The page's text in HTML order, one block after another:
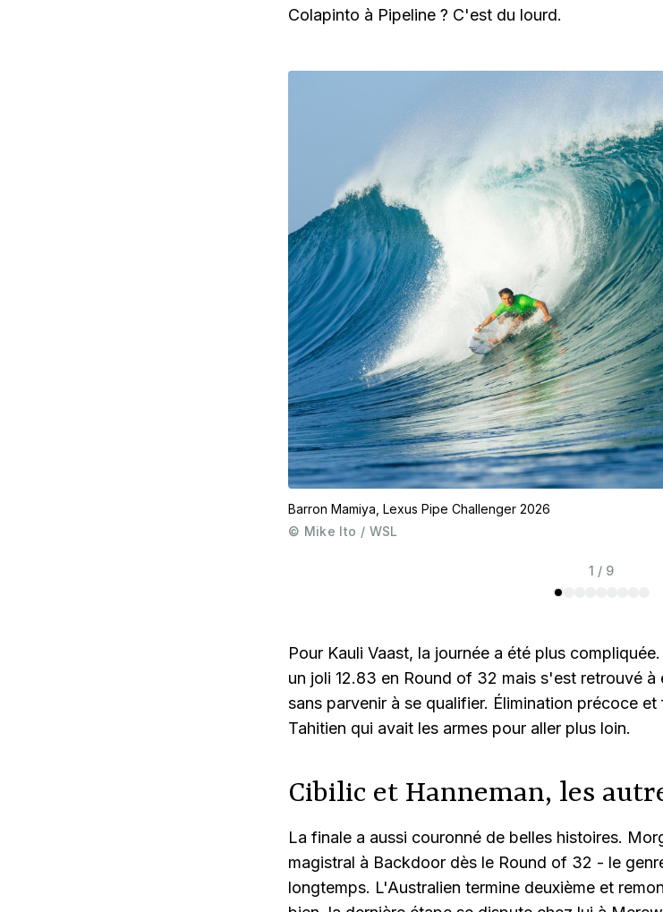
Colapinto à Pipeline ? C'est du lourd.
Barron Mamiya, Lexus Pipe Challenger 2026
© Mike Ito / WSL
1 / 9
Pour Kauli Vaast, la journée a été plus
un joli 12.83 en Round of 32 mais s'est retrouvé
sans parvenir à se qualifier. Élimination précoce
Tahitien qui avait les armes pour aller plus loin.
Cibilic et Hanneman, les
La finale a aussi couronné de belles histoires.
magistral à Backdoor dès le Round of 32 - le
longtemps. L'Australien termine deuxième et